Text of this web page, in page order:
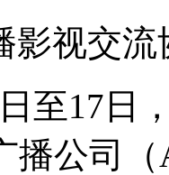
影视交
至17日
播公司